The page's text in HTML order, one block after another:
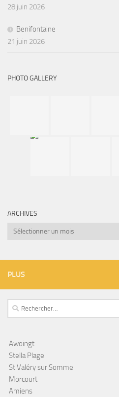
28 juin 2026
Benifontaine
21 juin 2026
PHOTO GALLERY
ARCHIVES
Archives
PLUS
Rechercher :
Awoingt
Stella Plage
St Valéry sur Somme
Morcourt
Amiens